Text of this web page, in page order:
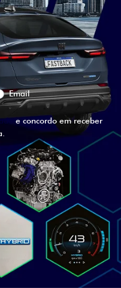
Email
e concordo em receber